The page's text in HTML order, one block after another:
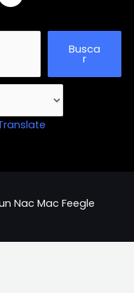
Busca
r
Nac Mac Feegle